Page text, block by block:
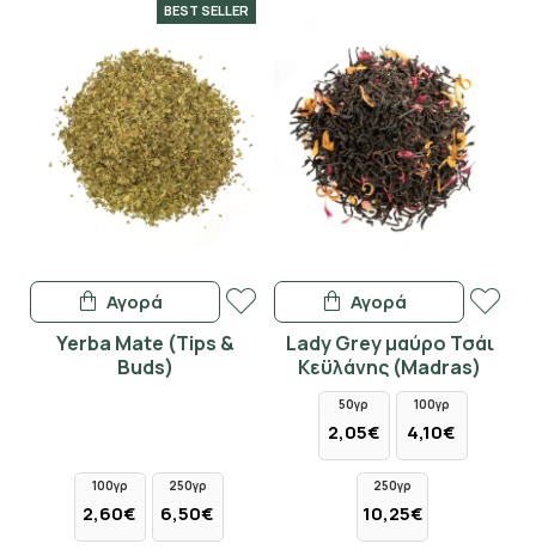
BEST SELLER
Yerba Mate (Tips &
Buds)
100γρ
2,60€
250γρ
6,50€
Αγορά
Lady Grey μαύρο Τσάι
Κεϋλάνης (Madras)
50γρ
2,05€
100γρ
4,10€
250γρ
10,25€
Αγορά